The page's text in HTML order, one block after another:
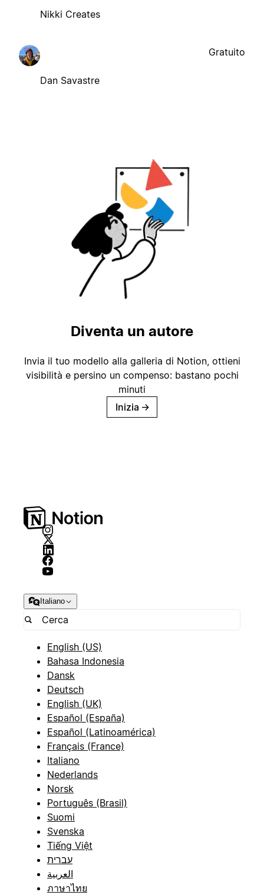
Nikki Creates
Dan Savastre
Gratuito
Diventa un autore
Invia il tuo modello alla galleria di Notion, ottieni
visibilità e persino un compenso: bastano pochi
minuti
Inizia →
Italiano
English (US)
Bahasa Indonesia
Dansk
Deutsch
English (UK)
Español (España)
Español (Latinoamérica)
Français (France)
Italiano
Nederlands
Norsk
Português (Brasil)
Suomi
Svenska
Tiếng Việt
עברית
العربية
ภาษาไทย